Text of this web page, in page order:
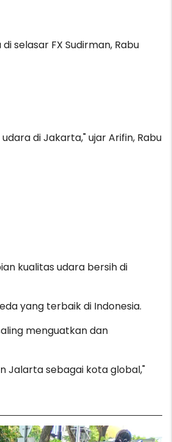
selasar FX Sudirman, Rabu
di Jakarta," ujar Arifin, Rabu
kualitas udara bersih di
yang terbaik di Indonesia.
menguatkan dan
Jalarta sebagai kota global,"